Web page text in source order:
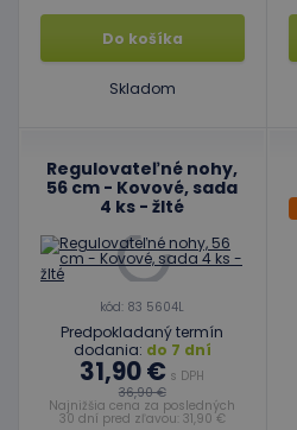
Do košíka
Skladom
Regulovateľné nohy,
56 cm - Kovové, sada
4 ks - žlté
kód: 83 5604L
Predpokladaný termín
dodania: do 7 dní
31,90 € s DPH
36,90 €
Najnižšia cena za posledných
30 dní pred zľavou: 31,90 €